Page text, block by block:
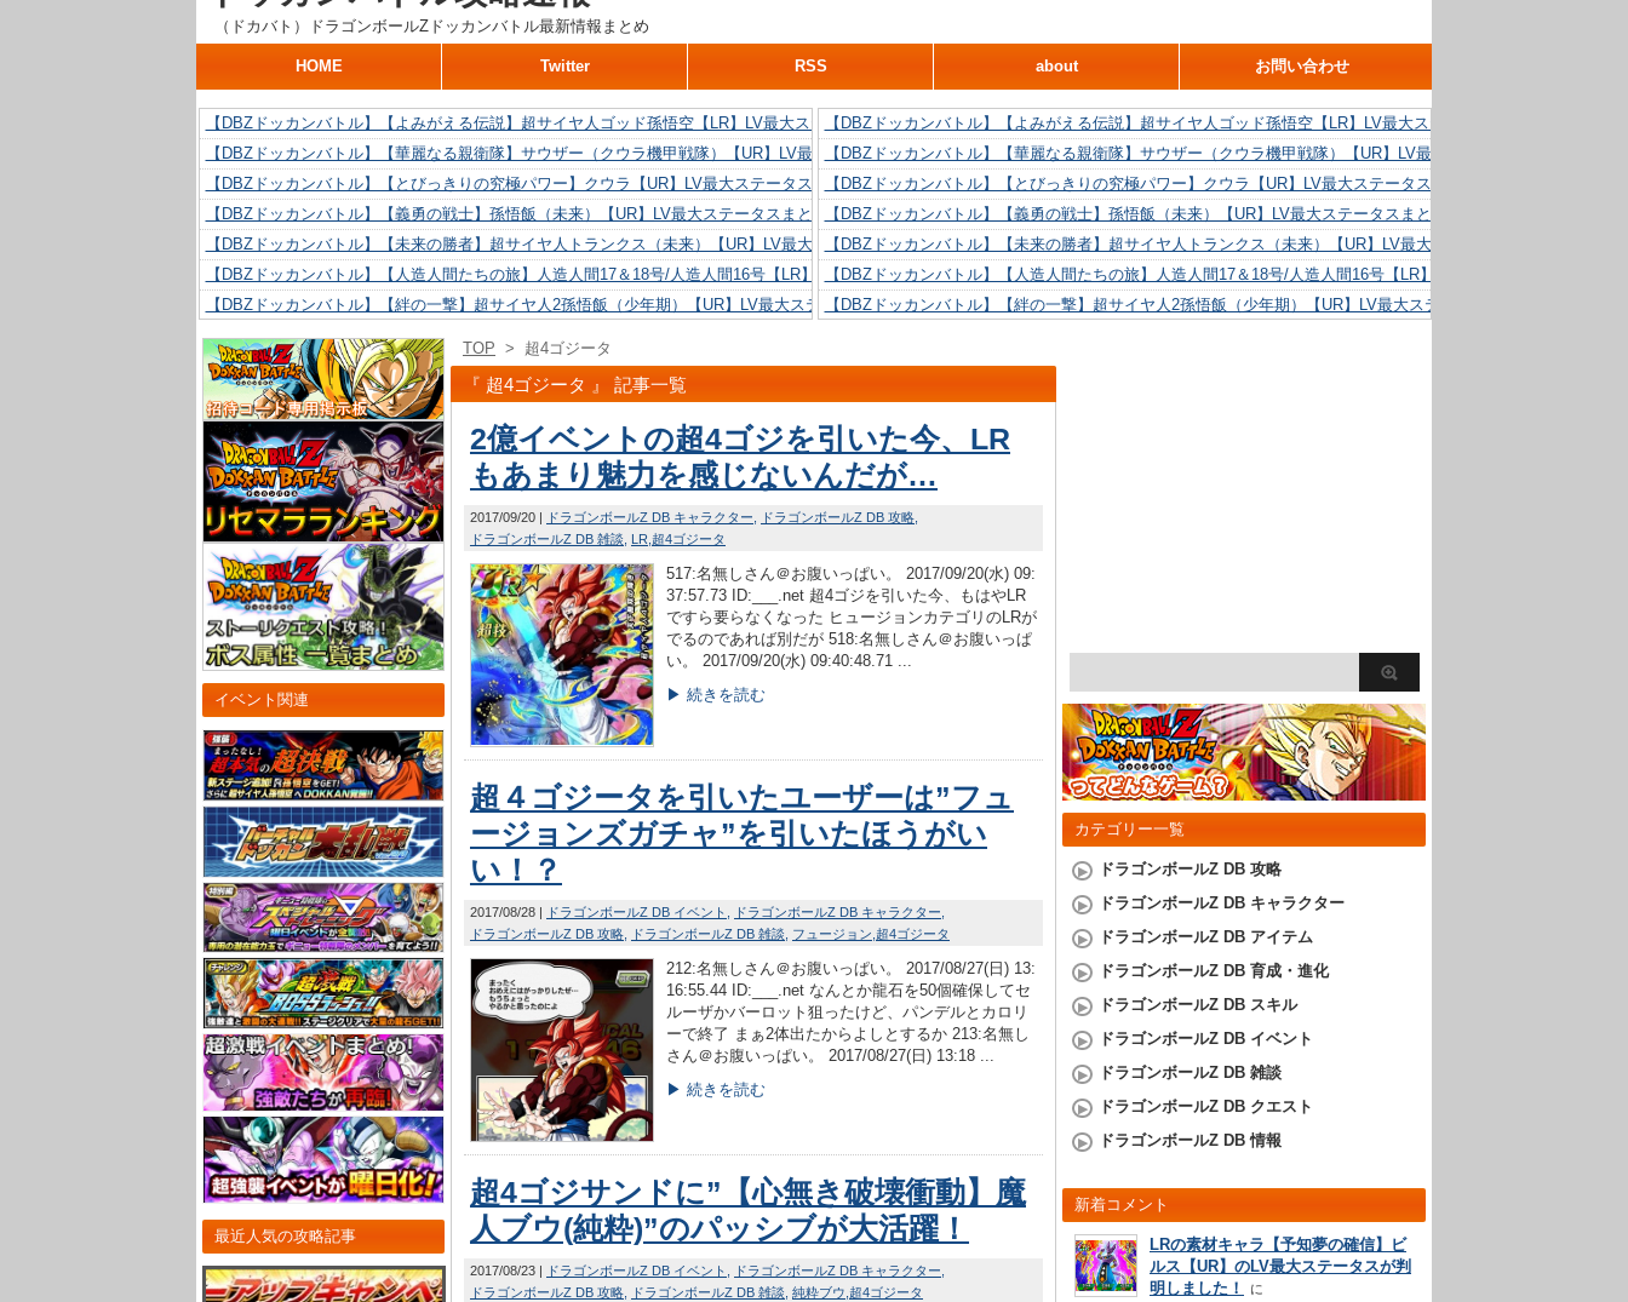
（ドカバト）ドラゴンボールZドッカンバトル最新情報まとめ
HOME Twitter RSS about お問い合わせ
【DBZドッカンバトル】【よみがえる伝説】超サイヤ人ゴッド孫悟空【LR】LV最大ステータスまとめ！
【DBZドッカンバトル】【華麗なる親衛隊】サウザー（クウラ機甲戦隊）【UR】LV最大ステータスまとめ！
【DBZドッカンバトル】【とびっきりの究極パワー】クウラ【UR】LV最大ステータスまとめ！
【DBZドッカンバトル】【義勇の戦士】孫悟飯（未来）【UR】LV最大ステータスまとめ！
【DBZドッカンバトル】【未来の勝者】超サイヤ人トランクス（未来）【UR】LV最大ステータスまとめ！
【DBZドッカンバトル】【人造人間たちの旅】人造人間17＆18号/人造人間16号【LR】LV最大ステータスまとめ！
【DBZドッカンバトル】【絆の一撃】超サイヤ人2孫悟飯（少年期）【UR】LV最大ステータスまとめ！
【DBZドッカンバトル】【抗い続ける精神力】人造人間18号【UR】LV最大ステータスまとめ！
【DBZドッカンバトル】【技巧とひらめき】クリリン【UR】LV最大ステータスまとめ！
【DBZドッカンバトル】【新たに得た好機】人造人間16号【UR】LV最大ステータスまとめ！
【DBZドッカンバトル】【よみがえる伝説】超サイヤ人ゴッド孫悟空【LR】LV最大ステータスまとめ！
【DBZドッカンバトル】【華麗なる親衛隊】サウザー（クウラ機甲戦隊）【UR】LV最大ステータスまとめ！
【DBZドッカンバトル】【とびっきりの究極パワー】クウラ【UR】LV最大ステータスまとめ！
【DBZドッカンバトル】【義勇の戦士】孫悟飯（未来）【UR】LV最大ステータスまとめ！
【DBZドッカンバトル】【未来の勝者】超サイヤ人トランクス（未来）【UR】LV最大ステータスまとめ！
【DBZドッカンバトル】【人造人間たちの旅】人造人間17＆18号/人造人間16号【LR】LV最大ステータスまとめ！
【DBZドッカンバトル】【絆の一撃】超サイヤ人2孫悟飯（少年期）【UR】LV最大ステータスまとめ！
【DBZドッカンバトル】【技巧とひらめき】クリリン【UR】LV最大ステータスまとめ！
イベント関連
最近人気の攻略記事
TOP > 超4ゴジータ
『 超4ゴジータ 』 記事一覧
2億イベントの超4ゴジを引いた今、LR
もあまり魅力を感じないんだが…
2017/09/20 ドラゴンボールZ DB キャラクター
ドラゴンボールZ DB 攻略
ドラゴンボールZ DB 雑談 LR 超4ゴジータ
517:名無しさん＠お腹いっぱい。 2017/09/20(水) 09:
37:57.73 ID:___.net 超4ゴジを引いた今、もはやLR
ですら要らなくなった ヒュージョンカテゴリのLRが
でるのであれば別だが 518:名無しさん＠お腹いっぱ
い。 2017/09/20(水) 09:40:48.71 ...
▶ 続きを読む
超４ゴジータを引いたユーザーは”フュ
ージョンズガチャ”を引いたほうがい
い！？
2017/08/28 ドラゴンボールZ DB イベント
ドラゴンボールZ DB キャラクター
ドラゴンボールZ DB 攻略
ドラゴンボールZ DB 雑談 フュージョン 超4ゴジータ
212:名無しさん＠お腹いっぱい。 2017/08/27(日) 13:
16:55.44 ID:___.net なんとか龍石を50個確保してセ
ルーザかバーロット狙ったけど、パンデルとカロリ
ーで終了 まぁ2体出たからよしとするか 213:名無し
さん＠お腹いっぱい。 2017/08/27(日) 13:18 ...
▶ 続きを読む
超4ゴジサンドに”【心無き破壊衝動】魔
人ブウ(純粋)”のパッシブが大活躍！
2017/08/23 ドラゴンボールZ DB イベント
ドラゴンボールZ DB キャラクター
ドラゴンボールZ DB 攻略
ドラゴンボールZ DB 雑談 純粋ブウ 超4ゴジータ
カテゴリー一覧
ドラゴンボールZ DB 攻略
ドラゴンボールZ DB キャラクター
ドラゴンボールZ DB アイテム
ドラゴンボールZ DB 育成・進化
ドラゴンボールZ DB スキル
ドラゴンボールZ DB イベント
ドラゴンボールZ DB 雑談
ドラゴンボールZ DB クエスト
ドラゴンボールZ DB 情報
新着コメント
LRの素材キャラ【予知夢の確信】ビ
ルス【UR】のLV最大ステータスが判
明しました！